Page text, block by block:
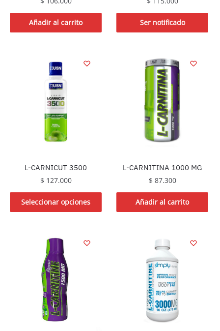
Añadir al carrito Ser notificado
L-CARNICUT 3500
$ 127.000
Seleccionar opciones
Este
producto
variantes.
Las
opciones
se
pueden
elegir
en
L-CARNITINA 1000 MG
$ 87.300
Añadir al carrito